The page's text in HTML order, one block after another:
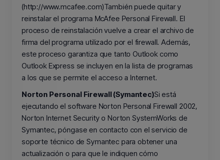
(http://www.mcafee.com)También puede quitar y
reinstalar el programa McAfee Personal Firewall. El
proceso de reinstalación vuelve a crear el archivo de
firma del programa utilizado por el firewall. Además,
este proceso garantiza que tanto Outlook como
Outlook Express se incluyen en la lista de programas
a los que se permite el acceso a Internet.
Norton Personal Firewall (Symantec)Si está
ejecutando el software Norton Personal Firewall 2002,
Norton Internet Security o Norton SystemWorks de
Symantec, póngase en contacto con el servicio de
soporte técnico de Symantec para obtener una
actualización o para que le indiquen cómo